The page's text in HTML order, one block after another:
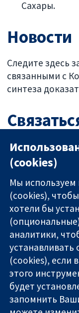
Сахары.
Новости
Следите здесь
связанными с
синтеза
Мы
связей,
по электронной
Надёжные
доказательства
Информированные
решения
Во благо
(cookies)
Мы
(cookies),
хотели бы
аналитики,
(cookies), если
этого
будет
запомнить